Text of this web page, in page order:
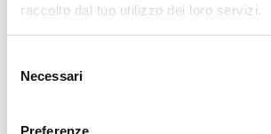
raccolto dal tuo utilizzo dei loro servizi.
delNecessari
Preferenze
7 CENTRI SU
UN’UNICA